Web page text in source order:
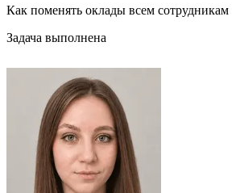
Как поменять оклады всем сотрудникам
Задача выполнена